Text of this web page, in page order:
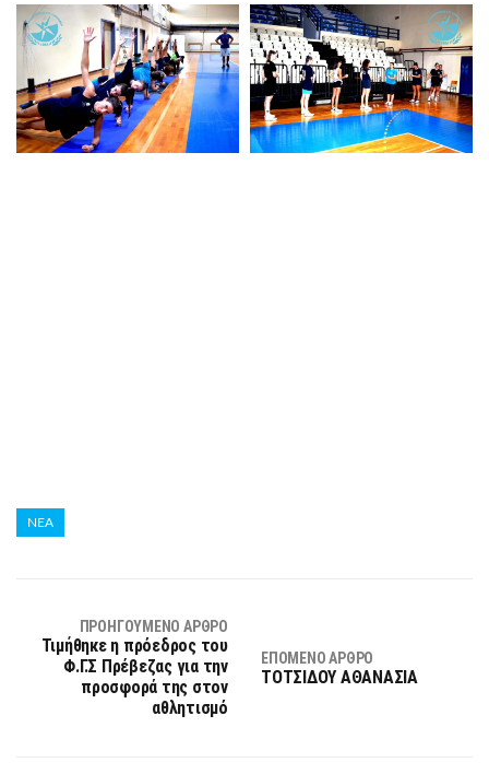
ΝΕΑ
ΠΡΟΗΓΟΎΜΕΝΟ ΆΡΘΡΟ
Τιμήθηκε η πρόεδρος του
Φ.Γ.Σ Πρέβεζας για την
προσφορά της στον
αθλητισμό
ΕΠΌΜΕΝΟ ΆΡΘΡΟ
ΤΟΤΣΙΔΟΥ ΑΘΑΝΑΣΙΑ